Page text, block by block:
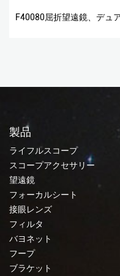
製品
ライフルスコープ
スコープアクセサリー
望遠鏡
フォーカルシート
接眼レンズ
フィルタ
バヨネット
フープ
ブラケット